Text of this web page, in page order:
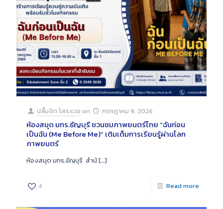
ปลื้มจิต โสระเวช on กรกฎาคม 9, 2026
ห้องสมุด มทร.ธัญบุรี ชวนชมภาพยนตร์ไทย “ฉันก่อน
เป็นฉัน (Me Before Me)” เติมเต็มการเรียนรู้ผ่านโลก
ภาพยนตร์
ห้องสมุด มทร.ธัญบุรี สำนั[…]
4 Read more